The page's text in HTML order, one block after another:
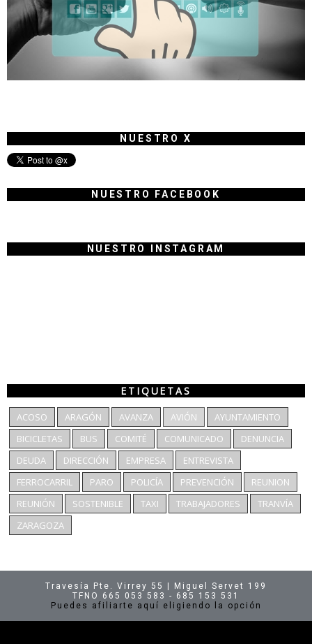
NUESTRO X
NUESTRO FACEBOOK
NUESTRO INSTAGRAM
ETIQUETAS
ACOSO ARAGÓN AVANZA AVIÓN
AYUNTAMIENTO
BICICLETAS
BUS COMITÉ COMUNICADO
DENUNCIA
DEUDA
DIRECCIÓN EMPRESA
ENTREVISTA
FERROCARRIL
PARO POLICÍA PREVENCIÓN
REUNION
REUNIÓN
SOSTENIBLE TAXI TRABAJADORES
TRANVÍA
ZARAGOZA
Travesía Pte. Virrey 55 | Miguel Servet 199
TFNO 665 053 583 - 685 153 531
Puedes afiliarte aquí eligiendo la opción